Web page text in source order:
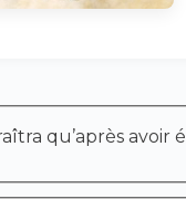
qu’après avoir